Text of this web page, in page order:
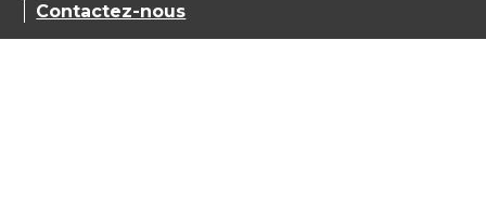
Contactez-nous